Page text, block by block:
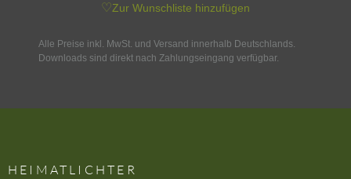
♡Zur Wunschliste hinzufügen
Alle Preise inkl. MwSt. und Versand innerhalb Deutschlands.
Downloads sind direkt nach Zahlungseingang verfügbar.
HEIMATLICHTER